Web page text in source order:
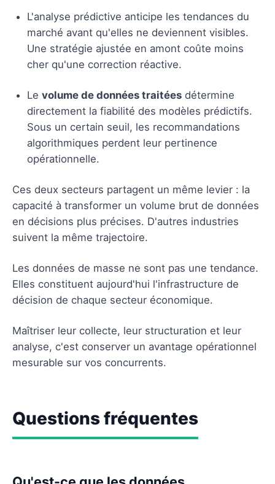
L'analyse prédictive anticipe les tendances du
marché avant qu'elles ne deviennent visibles.
Une stratégie ajustée en amont coûte moins
cher qu'une correction réactive.
Le volume de données traitées détermine
directement la fiabilité des modèles prédictifs.
Sous un certain seuil, les recommandations
algorithmiques perdent leur pertinence
opérationnelle.
Ces deux secteurs partagent un même levier : la
capacité à transformer un volume brut de données
en décisions plus précises. D'autres industries
suivent la même trajectoire.
Les données de masse ne sont pas une tendance.
Elles constituent aujourd'hui l'infrastructure de
décision de chaque secteur économique.
Maîtriser leur collecte, leur structuration et leur
analyse, c'est conserver un avantage opérationnel
mesurable sur vos concurrents.
Questions fréquentes